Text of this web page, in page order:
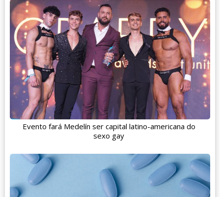
Evento fará Medelín ser capital latino-americana do
sexo gay